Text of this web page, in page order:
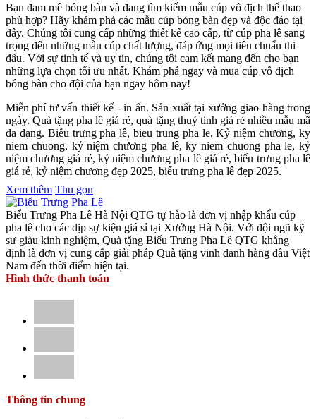
Bạn đam mê bóng bàn và đang tìm kiếm mẫu cúp vô địch thể thao
phù hợp? Hãy khám phá các mẫu cúp bóng bàn đẹp và độc đáo tại
đây. Chúng tôi cung cấp những thiết kế cao cấp, từ cúp pha lê sang
trọng đến những mẫu cúp chất lượng, đáp ứng mọi tiêu chuẩn thi
đấu. Với sự tinh tế và uy tín, chúng tôi cam kết mang đến cho bạn
những lựa chọn tối ưu nhất. Khám phá ngay và mua cúp vô địch
bóng bàn cho đội của bạn ngay hôm nay!
Miễn phí tư vấn thiết kế - in ấn. Sản xuất tại xưởng giao hàng trong
ngày. Quà tặng pha lê giá rẻ, quà tặng thuỷ tinh giá rẻ nhiều mẫu mã
đa dạng. Biểu trưng pha lê, bieu trung pha le, Kỷ niệm chương, ky
niem chuong, kỷ niệm chương pha lê, ky niem chuong pha le, kỷ
niệm chương giá rẻ, kỷ niệm chương pha lê giá rẻ, biểu trưng pha lê
giá rẻ, kỷ niệm chương đẹp 2025, biểu trưng pha lê đẹp 2025.
Xem thêm Thu gọn
Biểu Trưng Pha Lê Hà Nội QTG tự hào là đơn vị nhập khẩu cúp
pha lê cho các dịp sự kiện giá sỉ tại Xưởng Hà Nội. Với đội ngũ kỹ
sư giàu kinh nghiệm, Quà tặng Biểu Trưng Pha Lê QTG khẳng
định là đơn vị cung cấp giải pháp Quà tặng vinh danh hàng đầu Việt
Nam đến thời điểm hiện tại.
Hình thức thanh toán
Thông tin chung